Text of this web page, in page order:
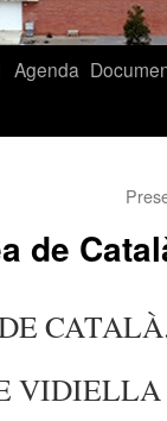
Agenda
de
VIDIELLA